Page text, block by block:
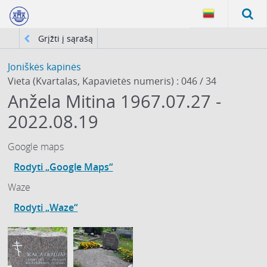
Grįžti į sąrašą
Joniškės kapinės
Vieta (Kvartalas, Kapavietės numeris) : 046 / 34
Anžela Mitina 1967.07.27 -
2022.08.19
Google maps
Rodyti „Google Maps“
Waze
Rodyti „Waze“